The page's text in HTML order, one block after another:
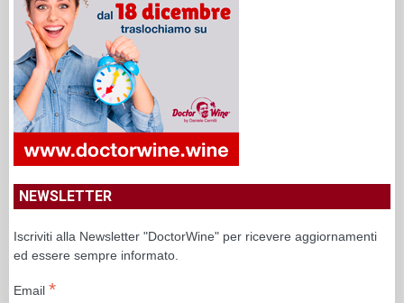
NEWSLETTER
Iscriviti alla Newsletter "DoctorWine" per ricevere aggiornamenti
ed essere sempre informato.
Email *